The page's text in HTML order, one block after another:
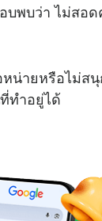
พบว่า ไม่สอ
น่ายหรือไม่ส
ทำอยู่ได้